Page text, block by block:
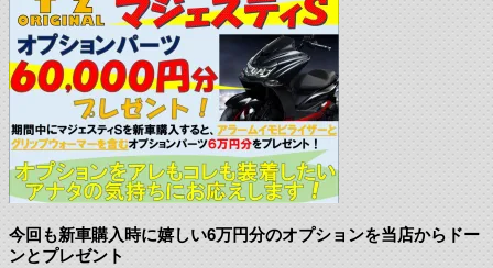
今回も新車購入時に嬉しい6万円分のオプションを当店からドー
ンとプレゼント